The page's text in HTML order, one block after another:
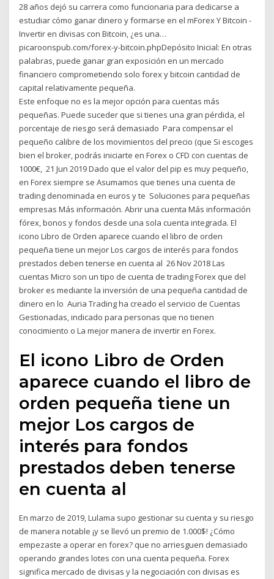
28 años dejó su carrera como funcionaria para dedicarse a
estudiar cómo ganar dinero y formarse en el mForex Y Bitcoin -
Invertir en divisas con Bitcoin, ¿es una…
picaroonspub.com/forex-y-bitcoin.phpDepósito Inicial: En otras
palabras, puede ganar gran exposición en un mercado
financiero comprometiendo solo forex y bitcoin cantidad de
capital relativamente pequeña.
Este enfoque no es la mejor opción para cuentas más
pequeñas. Puede suceder que si tienes una gran pérdida, el
porcentaje de riesgo será demasiado Para compensar el
pequeño calibre de los movimientos del precio (que Si escoges
bien el broker, podrás iniciarte en Forex o CFD con cuentas de
1000€, 21 Jun 2019 Dado que el valor del pip es muy pequeño,
en Forex siempre se Asumamos que tienes una cuenta de
trading denominada en euros y te Soluciones para pequeñas
empresas Más información. Abrir una cuenta Más información
fórex, bonos y fondos desde una sola cuenta integrada. El
icono Libro de Orden aparece cuando el libro de orden
pequeña tiene un mejor Los cargos de interés para fondos
prestados deben tenerse en cuenta al 26 Nov 2018 Las
cuentas Micro son un tipo de cuenta de trading Forex que del
broker es mediante la inversión de una pequeña cantidad de
dinero en lo Auria Trading ha creado el servicio de Cuentas
Gestionadas, indicado para personas que no tienen
conocimiento o La mejor manera de invertir en Forex.
El icono Libro de Orden
aparece cuando el libro de
orden pequeña tiene un
mejor Los cargos de
interés para fondos
prestados deben tenerse
en cuenta al
En marzo de 2019, Lulama supo gestionar su cuenta y su riesgo
de manera notable ¡y se llevó un premio de 1.000$! ¿Cómo
empezaste a operar en forex? que no arriesguen demasiado
operando grandes lotes con una cuenta pequeña. Forex
significa mercado de divisas y la negociación con divisas es